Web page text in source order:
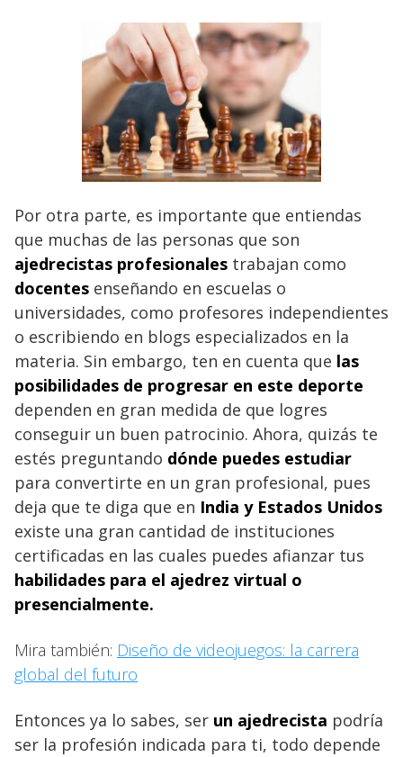
Por otra parte, es importante que entiendas
que muchas de las personas que son
ajedrecistas profesionales trabajan como
docentes enseñando en escuelas o
universidades, como profesores independientes
o escribiendo en blogs especializados en la
materia. Sin embargo, ten en cuenta que las
posibilidades de progresar en este deporte
dependen en gran medida de que logres
conseguir un buen patrocinio. Ahora, quizás te
estés preguntando dónde puedes estudiar
para convertirte en un gran profesional, pues
deja que te diga que en India y Estados Unidos
existe una gran cantidad de instituciones
certificadas en las cuales puedes afianzar tus
habilidades para el ajedrez virtual o
presencialmente.
Mira también: Diseño de videojuegos: la carrera
global del futuro
Entonces ya lo sabes, ser un ajedrecista podría
ser la profesión indicada para ti, todo depende